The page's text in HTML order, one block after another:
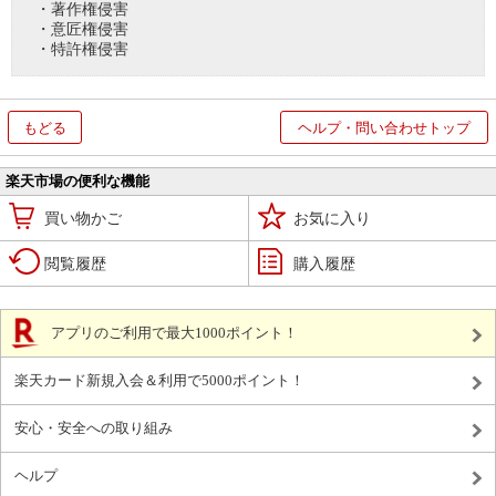
・著作権侵害
・意匠権侵害
・特許権侵害
もどる ヘルプ・問い合わせトップ
楽天市場の便利な機能
買い物かご お気に入り
閲覧履歴 購入履歴
アプリのご利用で最大1000ポイント！
楽天カード新規入会＆利用で5000ポイント！
安心・安全への取り組み
ヘルプ